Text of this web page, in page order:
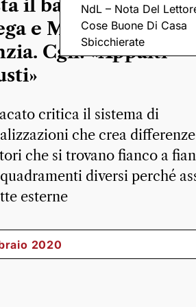
NdL – Nota Del
Cose Buone Di Casa
Sbicchierate
il badge mensa al
e Marcegaglia lo
Cgil: «Appalti
critica il sistema di
che crea
che si trovano fianco a
diversi perché
esterne
2020